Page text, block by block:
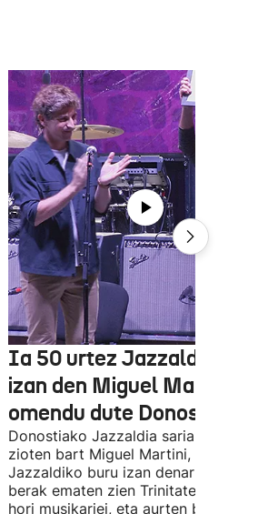
Ia 50 urtez Jazzaldiko
izan den Miguel Martin
omendu dute Donostian
Donostiako Jazzaldia saria eman
zioten bart Miguel Martini, ia 50
Jazzaldiko buru izan denari. Orain
berak ematen zien Trinitate Plazan
hori musikariei, eta aurten berak jaso